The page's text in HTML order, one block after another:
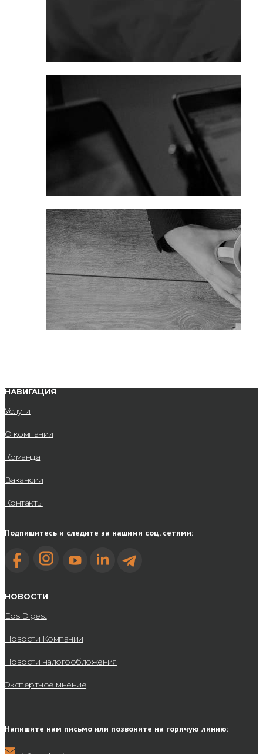
НАВИГАЦИЯ
Услуги
О компании
Команда
Вакансии
Контакты
Подпишитесь и следите за нашими соц. сетями:
НОВОСТИ
Ebs Digest
Новости Компании
Новости налогообложения
Экспертное мнение
Напишите нам письмо или позвоните на горячую линию: